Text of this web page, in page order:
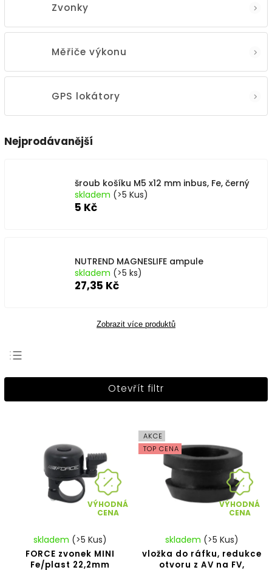
Zvonky
Měřiče výkonu
GPS lokátory
Nejprodávanější
šroub košíku M5 x12 mm inbus, Fe, černý
skladem (>5 Kus)
5 Kč
NUTREND MAGNESLIFE ampule
skladem (>5 ks)
27,35 Kč
Zobrazit více produktů
Nejprodávanější
Otevřít filtr
VÝHODNÁ
CENA
FORCE zvonek MINI
Fe/plast 22,2mm
skladem (>5 Kus)
AKCE
TOP CENA
VÝHODNÁ
CENA
vložka do ráfku, redukce
otvoru z AV na FV,
skladem (>5 Kus)